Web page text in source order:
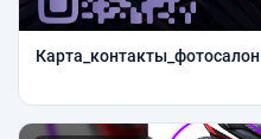
Карта_контакты_фотосалон